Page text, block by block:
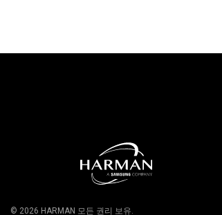
© 2026 HARMAN 모든 권리 보유.